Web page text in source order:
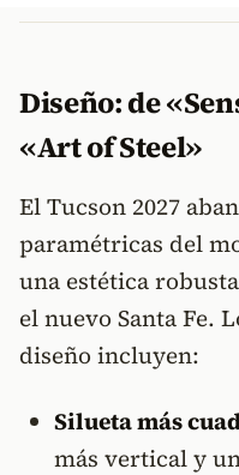
Diseño: de
«Art of Steel»
El Tucson 2027
paramétricas del
una estética
el nuevo Santa Fe.
diseño incluyen:
Silueta más
más vertical y